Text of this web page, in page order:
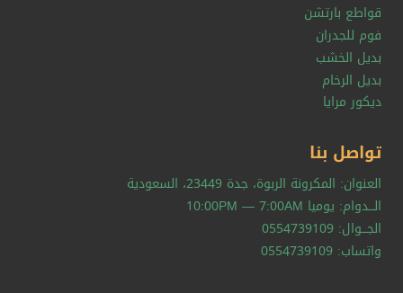
قواطع بارتشن
فوم للجدران
بديل الخشب
بديل الرخام
ديكور مرايا
تواصل بنا
العنوان: المكرونة الربوة، جدة 23449، السعودية
الـــدوام: يوميا 10:00PM — 7:00AM
الجـــوال: 0554739109
واتساب: 0554739109